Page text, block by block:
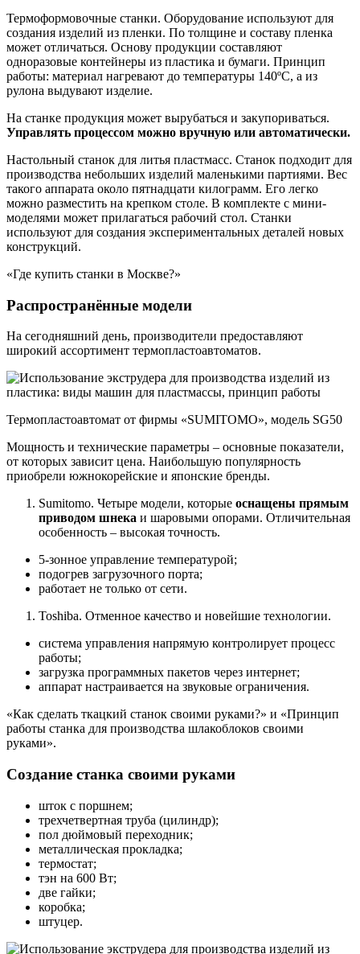
Термоформовочные станки. Оборудование используют для
создания изделий из пленки. По толщине и составу пленка
может отличаться. Основу продукции составляют
одноразовые контейнеры из пластика и бумаги. Принцип
работы: материал нагревают до температуры 140ºC, а из
рулона выдувают изделие.
На станке продукция может вырубаться и закупориваться.
Управлять процессом можно вручную или автоматически.
Настольный станок для литья пластмасс. Станок подходит для
производства небольших изделий маленькими партиями. Вес
такого аппарата около пятнадцати килограмм. Его легко
можно разместить на крепком столе. В комплекте с мини-
моделями может прилагаться рабочий стол. Станки
используют для создания экспериментальных деталей новых
конструкций.
«Где купить станки в Москве?»
Распространённые модели
На сегодняшний день, производители предоставляют
широкий ассортимент термопластоавтоматов.
Термопластоавтомат от фирмы «SUMITOMO», модель SG50
Мощность и технические параметры – основные показатели,
от которых зависит цена. Наибольшую популярность
приобрели южнокорейские и японские бренды.
Sumitomo. Четыре модели, которые оснащены прямым
приводом шнека и шаровыми опорами. Отличительная
особенность – высокая точность.
5-зонное управление температурой;
подогрев загрузочного порта;
работает не только от сети.
Toshiba. Отменное качество и новейшие технологии.
система управления напрямую контролирует процесс
работы;
загрузка программных пакетов через интернет;
аппарат настраивается на звуковые ограничения.
«Как сделать ткацкий станок своими руками?» и «Принцип
работы станка для производства шлакоблоков своими
руками».
Создание станка своими руками
шток с поршнем;
трехчетвертная труба (цилиндр);
пол дюймовый переходник;
металлическая прокладка;
термостат;
тэн на 600 Вт;
две гайки;
коробка;
штуцер.